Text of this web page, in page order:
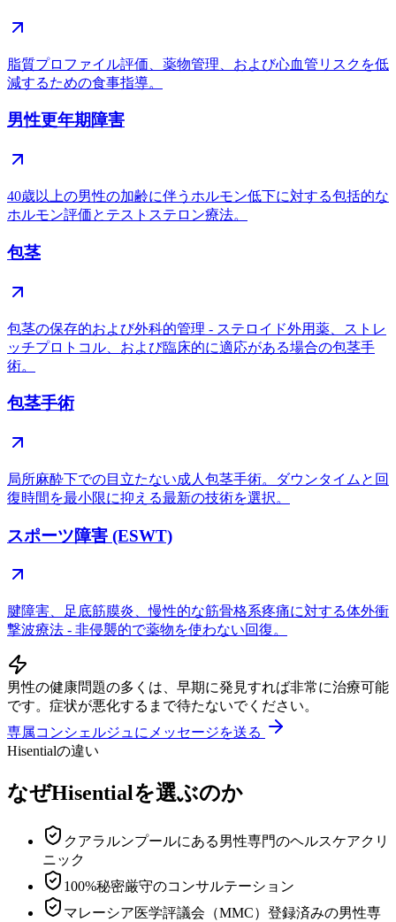
脂質プロファイル評価、薬物管理、および心血管リスクを低
減するための食事指導。
男性更年期障害
40歳以上の男性の加齢に伴うホルモン低下に対する包括的な
ホルモン評価とテストステロン療法。
包茎
包茎の保存的および外科的管理 - ステロイド外用薬、ストレ
ッチプロトコル、および臨床的に適応がある場合の包茎手
術。
包茎手術
局所麻酔下での目立たない成人包茎手術。ダウンタイムと回
復時間を最小限に抑える最新の技術を選択。
スポーツ障害 (ESWT)
腱障害、足底筋膜炎、慢性的な筋骨格系疼痛に対する体外衝
撃波療法 - 非侵襲的で薬物を使わない回復。
男性の健康問題の多くは、早期に発見すれば非常に治療可能
です。症状が悪化するまで待たないでください。
専属コンシェルジュにメッセージを送る
Hisentialの違い
なぜHisentialを選ぶのか
クアラルンプールにある男性専門のヘルスケアクリ
ニック
100%秘密厳守のコンサルテーション
マレーシア医学評議会（MMC）登録済みの男性専